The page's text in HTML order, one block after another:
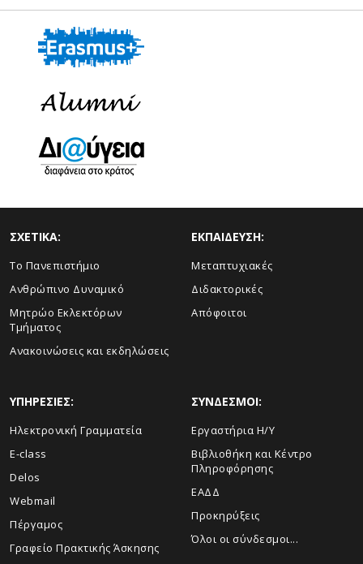
ΣΧΕΤΙΚΑ:
Το Πανεπιστήμιο
Ανθρώπινο Δυναμικό
Μητρώο Εκλεκτόρων
Τμήματος
Ανακοινώσεις και εκδηλώσεις
ΕΚΠΑΙΔΕΥΣΗ:
Μεταπτυχιακές
Διδακτορικές
Απόφοιτοι
ΥΠΗΡΕΣΙΕΣ:
Ηλεκτρονική Γραμματεία
E-class
Delos
Webmail
Πέργαμος
Γραφείο Πρακτικής Άσκησης
ΣΥΝΔΕΣΜΟΙ:
Εργαστήρια Η/Υ
Βιβλιοθήκη και Κέντρο
Πληροφόρησης
ΕΑΔΔ
Προκηρύξεις
Όλοι οι σύνδεσμοι...